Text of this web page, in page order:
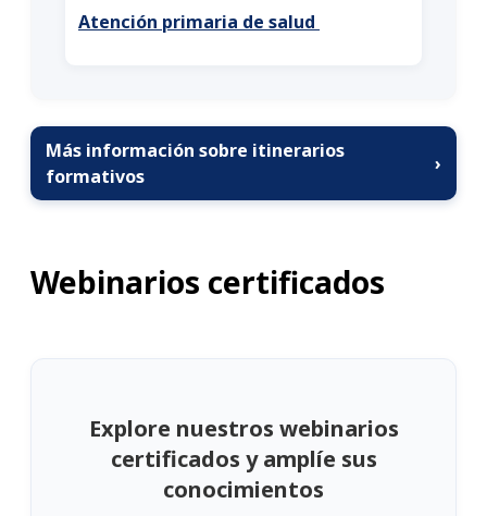
Atención primaria de salud
Más información sobre itinerarios
formativos
›
Webinarios certificados
Explore nuestros webinarios
certificados y amplíe sus
conocimientos